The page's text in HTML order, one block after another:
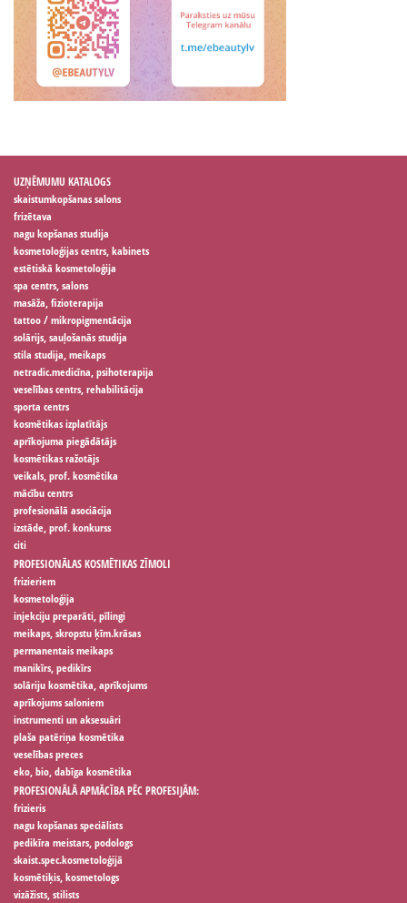
UZŅĒMUMU KATALOGS
skaistumkopšanas salons
frizētava
nagu kopšanas studija
kosmetoloģijas centrs, kabinets
estētiskā kosmetoloģija
spa centrs, salons
masāža, fizioterapija
tattoo / mikropigmentācija
solārijs, sauļošanās studija
stila studija, meikaps
netradic.medicīna, psihoterapija
veselības centrs, rehabilitācija
sporta centrs
kosmētikas izplatītājs
aprīkojuma piegādātājs
kosmētikas ražotājs
veikals, prof. kosmētika
mācību centrs
profesionālā asociācija
izstāde, prof. konkurss
citi
PROFESIONĀLAS KOSMĒTIKAS ZĪMOLI
frizieriem
kosmetoloģija
injekciju preparāti, pīlingi
meikaps, skropstu ķīm.krāsas
permanentais meikaps
manikīrs, pedikīrs
solāriju kosmētika, aprīkojums
aprīkojums saloniem
instrumenti un aksesuāri
plaša patēriņa kosmētika
veselības preces
eko, bio, dabīga kosmētika
PROFESIONĀLĀ APMĀCĪBA PĒC PROFESIJĀM:
frizieris
nagu kopšanas speciālists
pedikīra meistars, podologs
skaist.spec.kosmetoloģijā
kosmētiķis, kosmetologs
vizāžists, stilists